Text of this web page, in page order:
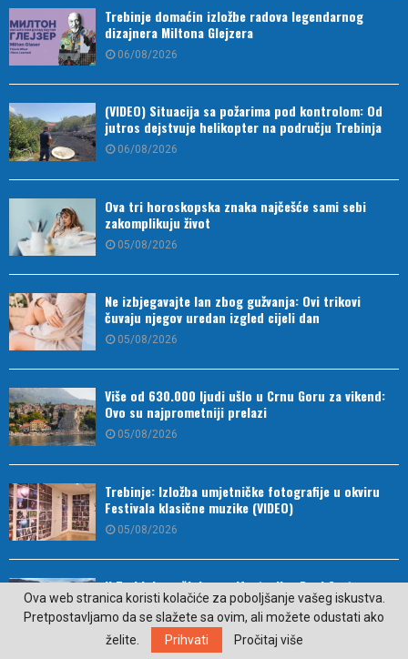
Trebinje domaćin izložbe radova legendarnog
dizajnera Miltona Glejzera
06/08/2026
(VIDEO) Situacija sa požarima pod kontrolom: Od
jutros dejstvuje helikopter na području Trebinja
06/08/2026
Ova tri horoskopska znaka najčešće sami sebi
zakomplikuju život
05/08/2026
Ne izbjegavajte lan zbog gužvanja: Ovi trikovi
čuvaju njegov uredan izgled cijeli dan
05/08/2026
Više od 630.000 ljudi ušlo u Crnu Goru za vikend:
Ovo su najprometniji prelazi
05/08/2026
Trebinje: Izložba umjetničke fotografije u okviru
Festivala klasične muzike (VIDEO)
05/08/2026
U Trebinju počinje manifestacija „Dani Svetog
Vasilija“
05/08/2026
Ova web stranica koristi kolačiće za poboljšanje vašeg iskustva.
Pretpostavljamo da se slažete sa ovim, ali možete odustati ako
želite.
Prihvati Pročitaj više